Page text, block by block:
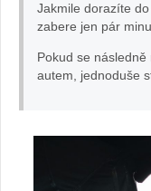
Jakmile dorazíte
zabere jen pár
Pokud se
autem, jednoduše